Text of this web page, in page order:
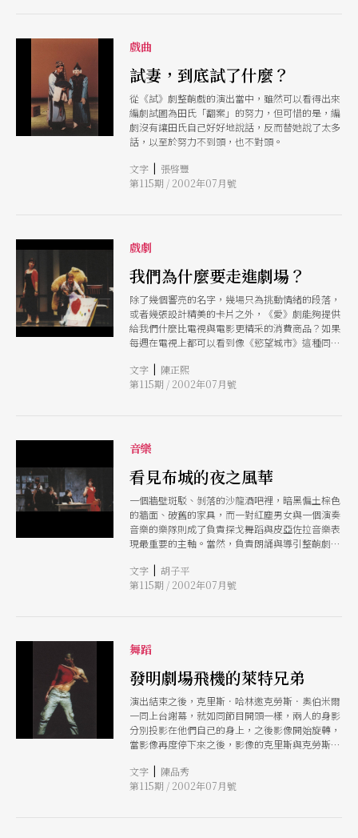
戲曲
試妻，到底試了什麼？
從《試》劇整齣戲的演出當中，雖然可以看得出來
編劇試圖為田氏「翻案」的努力，但可惜的是，編
劇沒有讓田氏自己好好地說話，反而替她說了太多
話，以至於努力不到頭，也不對頭。
文字 | 張啓豐
第115期 / 2002年07月號
戲劇
我們為什麼要走進劇場？
除了幾個響亮的名字，幾場只為挑動情緒的段落，
或者幾張設計精美的卡片之外，《愛》劇能夠提供
給我們什麼比電視與電影更精采的消費商品？如果
每週在電視上都可以看到像《慾望城市》這種同樣
我們為何還是要選擇劇場？
文字 | 陳正熙
第115期 / 2002年07月號
音樂
看見布城的夜之風華
一個牆壁斑駁、剝落的沙龍酒吧裡，暗黑偏土棕色
的牆面、破舊的家具，而一對紅塵男女與一個演奏
音樂的樂隊則成了負責探戈舞蹈與皮亞佐拉音樂表
現最重要的主軸。當然，負責朗誦與導引整齣劇本
在這單一場景裡舞蹈、歌唱，爾後再歷經死亡、遊
蕩與重生。
文字 | 胡子平
第115期 / 2002年07月號
舞蹈
發明劇場飛機的萊特兄弟
演出結束之後，克里斯．哈林邀克勞斯．奧伯米爾
一同上台謝幕，就如同節目開頭一樣，兩人的身影
分別投影在他們自己的身上，之後影像開始旋轉，
當影像再度停下來之後，影像的克里斯與克勞斯已
之類的科幻電影，將人從太空船傳輸到星球上的片
段，差不多就是那個樣子。
文字 | 陳品秀
第115期 / 2002年07月號